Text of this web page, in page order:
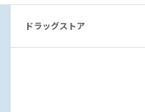
ドラッグストア